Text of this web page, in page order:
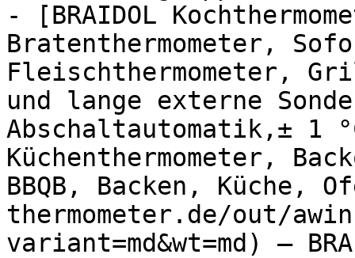
- [BRAIDOL
Bratenthermometer,
Fleischthermometer,
und lange externe
Abschaltautomatik,± 1
Küchenthermometer,
BBQB, Backen, Küche,
thermometer.de/out/
variant=md&wt=md) —